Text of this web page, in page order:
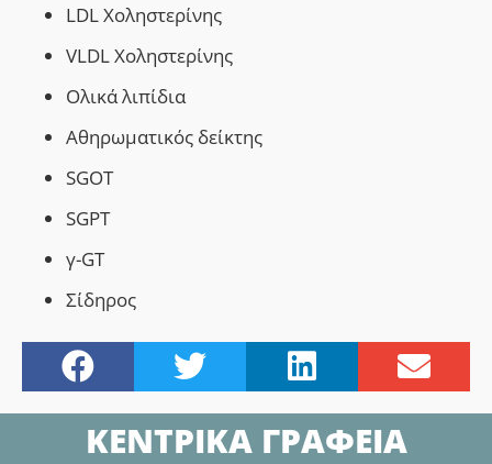
LDL Χοληστερίνης
VLDL Χοληστερίνης
Ολικά λιπίδια
Αθηρωματικός δείκτης
SGOT
SGPT
γ-GT
Σίδηρος
ΚΕΝΤΡΙΚΑ ΓΡΑΦΕΙΑ